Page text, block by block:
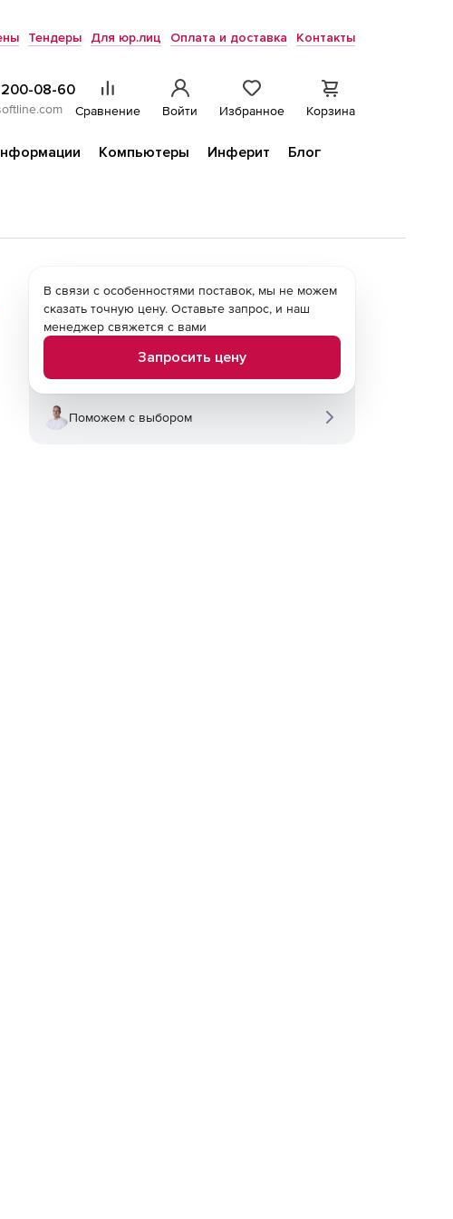
Тендеры Для юр.лиц Оплата и доставка Контакты
08-60
Сравнение Войти Избранное Корзина
Компьютеры Инферит
Блог
В связи с особенностями поставок, мы не можем
сказать точную цену. Оставьте запрос, и наш
менеджер свяжется с вами
Запросить цену
Поможем с выбором